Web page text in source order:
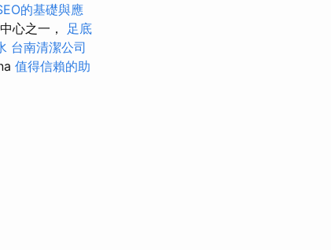
的基礎與應
心之一，
足底
台南清潔公司
值得信賴的助